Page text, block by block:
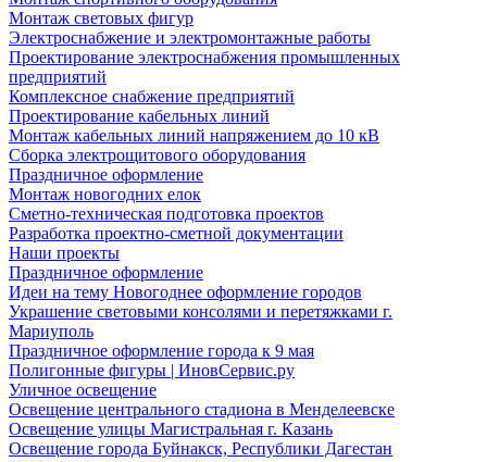
Монтаж световых фигур
Электроснабжение и электромонтажные работы
Проектирование электроснабжения промышленных
предприятий
Комплексное снабжение предприятий
Проектирование кабельных линий
Монтаж кабельных линий напряжением до 10 кВ
Сборка электрощитового оборудования
Праздничное оформление
Монтаж новогодних елок
Сметно-техническая подготовка проектов
Разработка проектно-сметной документации
Наши проекты
Праздничное оформление
Идеи на тему Новогоднее оформление городов
Украшение световыми консолями и перетяжками г.
Мариуполь
Праздничное оформление города к 9 мая
Полигонные фигуры | ИновСервис.ру
Уличное освещение
Освещение центрального стадиона в Менделеевске
Освещение улицы Магистральная г. Казань
Освещение города Буйнакск, Республики Дагестан